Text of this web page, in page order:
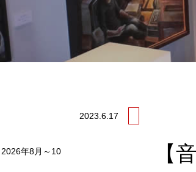
2023. 6.17
【
年8月～10